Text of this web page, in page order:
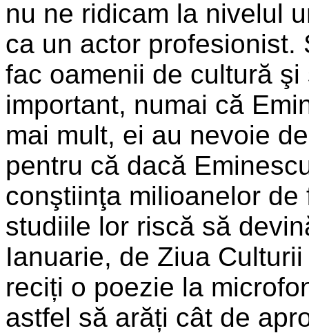
nu ne ridicam la nivelul
ca un actor
fac oamenii de cultură
important, numai că
mai mult, ei au nevoie
pentru că dacă
conştiinţa milioanelor
studiile lor riscă să
Ianuarie, de Ziua
reciți o poezie la
astfel să arăți cât de